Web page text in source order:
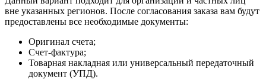
вне указанных регионов. После согласования заказа вам будут
предоставлены все необходимые документы:
Оригинал счета;
Счет-фактура;
Товарная накладная или универсальный передаточный
документ (УПД).